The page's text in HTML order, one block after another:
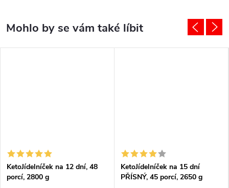
KetoJídelníček na 12 dní, 48
porcí, 2800 g
KetoJídelníček na 15 dní
PŘÍSNÝ, 45 porcí, 2650 g